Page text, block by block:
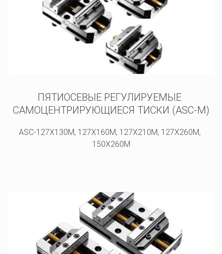
ПЯТИОСЕВЫЕ РЕГУЛИРУЕМЫЕ
САМОЦЕНТРИРУЮЩИЕСЯ ТИСКИ (ASC-M)
ASC-127X130M, 127X160M, 127X210M, 127X260M,
150X260M